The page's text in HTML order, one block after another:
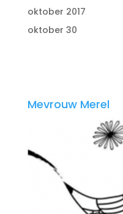
oktober 2017
oktober 30
Mevrouw Merel